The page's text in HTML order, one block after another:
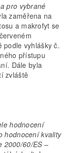
pro vybrané
zaměřena na
a makrofyt se
podle vyhlášky č.
přístupu
Dále byla
zvláště
hodnocení
hodnocení kvality
2000/60/ES –